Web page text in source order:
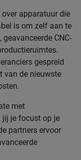
apparatuur die
is om zelf aan te
CNC-
gespreid
van de nieuwste
met
jij je focust op je
partners ervoor